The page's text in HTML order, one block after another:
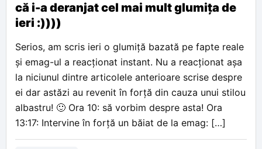
că i-a deranjat cel mai mult glumița de
ieri :))))
Serios, am scris ieri o glumiță bazată pe fapte reale
și emag-ul a reacționat instant. Nu a reacționat așa
la niciunul dintre articolele anterioare scrise despre
ei dar astăzi au revenit în forță din cauza unui stilou
albastru! 🙂 Ora 10: să vorbim despre asta! Ora
13:17: Intervine în forță un băiat de la emag: […]